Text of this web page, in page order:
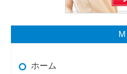
ホーム